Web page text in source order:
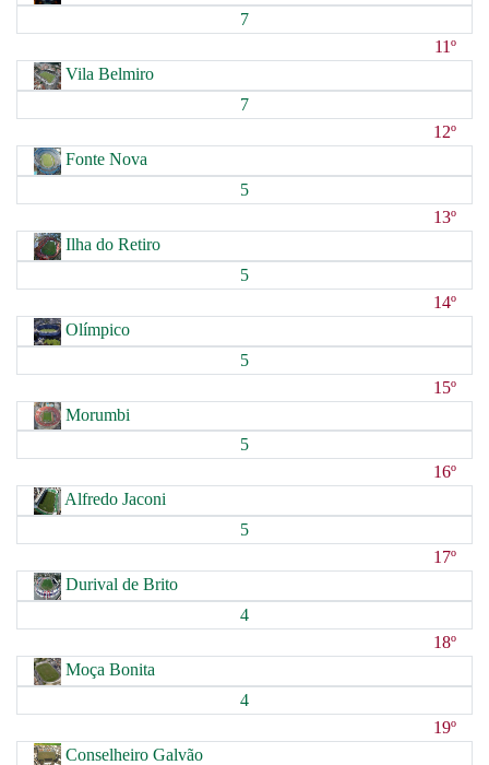
7
11º
Vila Belmiro
7
12º
Fonte Nova
5
13º
Ilha do Retiro
5
14º
Olímpico
5
15º
Morumbi
5
16º
Alfredo Jaconi
5
17º
Durival de Brito
4
18º
Moça Bonita
4
19º
Conselheiro Galvão